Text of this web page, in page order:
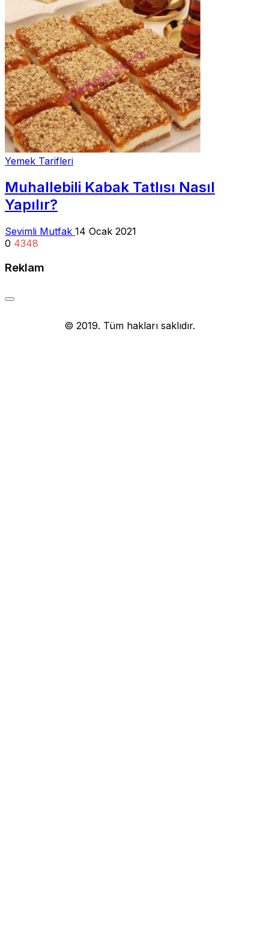
Yemek Tarifleri
Muhallebili Kabak Tatlısı Nasıl
Yapılır?
Sevimli Mutfak 14 Ocak 2021
0 4348
Reklam
© 2019. Tüm hakları saklıdır.